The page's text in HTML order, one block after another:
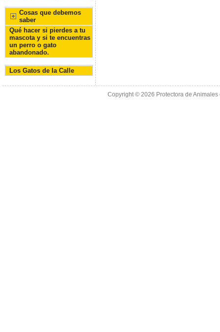
Cosas que debemos
saber
Qué hacer si pierdes a tu
mascota y si te encuentras
un perro o gato
abandonado.
Los Gatos de la Calle
Copyright © 2026 Protectora de Animales